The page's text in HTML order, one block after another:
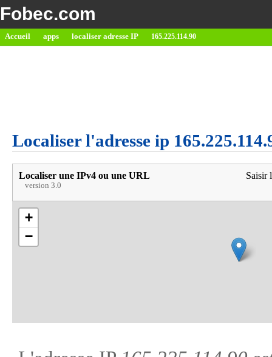
Fobec.com
Accueil apps localiser adresse IP 165.225.114.90
Localiser l'adresse ip
Localiser une IPv4 ou une URL
version 3.0
Saisir
+
−